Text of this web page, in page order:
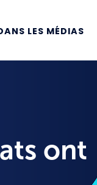
LES MÉDIAS
ont